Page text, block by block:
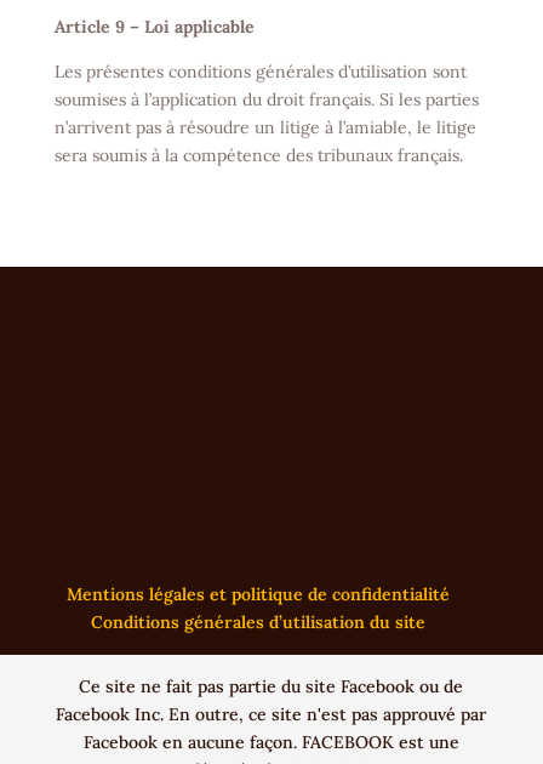
Article 9 – Loi applicable
Les présentes conditions générales d’utilisation sont
soumises à l’application du droit français. Si les parties
n’arrivent pas à résoudre un litige à l’amiable, le litige
sera soumis à la compétence des tribunaux français.
Mentions légales et politique de confidentialité
Conditions générales d’utilisation du site
Ce site ne fait pas partie du site Facebook ou de
Facebook Inc. En outre, ce site n'est pas approuvé par
Facebook en aucune façon. FACEBOOK est une